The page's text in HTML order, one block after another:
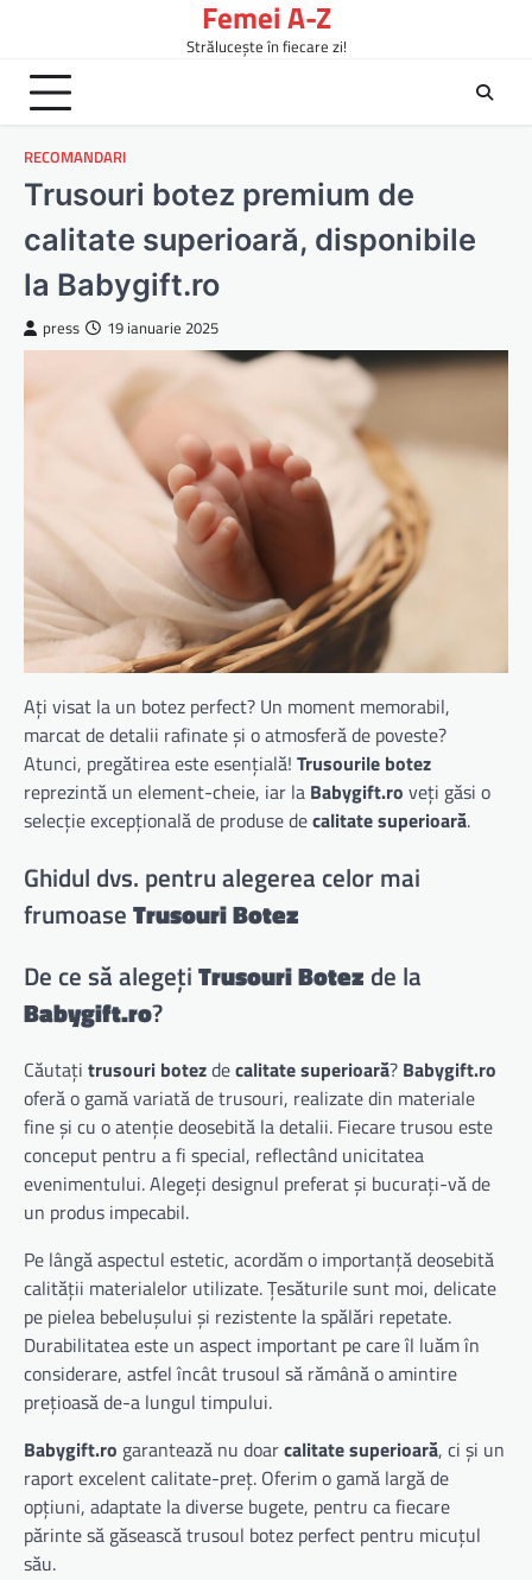
content
Femei A-Z
Strălucește în fiecare zi!
RECOMANDARI
Trusouri botez premium de
calitate superioară, disponibile
la Babygift.ro
press 19 ianuarie 2025
Ați visat la un botez perfect? Un moment memorabil,
marcat de detalii rafinate și o atmosferă de poveste?
Atunci, pregătirea este esențială! Trusourile botez
reprezintă un element-cheie, iar la Babygift.ro veți găsi o
selecție excepțională de produse decalitate superioară.
Ghidul dvs. pentru alegerea celor mai
frumoaseTrusouri Botez
De ce să alegețiTrusouri Botez de la
Babygift.ro?
Căutați trusouri botezdecalitate superioară? Babygift.ro
oferă o gamă variată de trusouri, realizate din materiale
fine și cu o atenție deosebită la detalii. Fiecare trusou este
conceput pentru a fi special, reflectând unicitatea
evenimentului. Alegeți designul preferat și bucurați-vă de
un produs impecabil.
Pe lângă aspectul estetic, acordăm o importanță deosebită
calității materialelor utilizate. Țesăturile sunt moi, delicate
pe pielea bebelușului și rezistente la spălări repetate.
Durabilitatea este un aspect important pe care îl luăm în
considerare, astfel încât trusoul să rămână o amintire
prețioasă de-a lungul timpului.
Babygift.ro garantează nu doarcalitate superioară, ci și un
raport excelent calitate-preț. Oferim o gamă largă de
opțiuni, adaptate la diverse bugete, pentru ca fiecare
părinte să găsească trusoul botez perfect pentru micuțul
său.